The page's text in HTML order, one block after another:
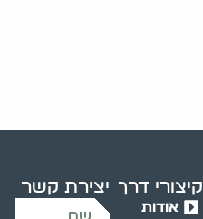
קיצורי דרך
אודות
יצירת קשר